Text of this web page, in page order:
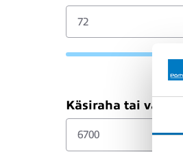
Käsiraha tai